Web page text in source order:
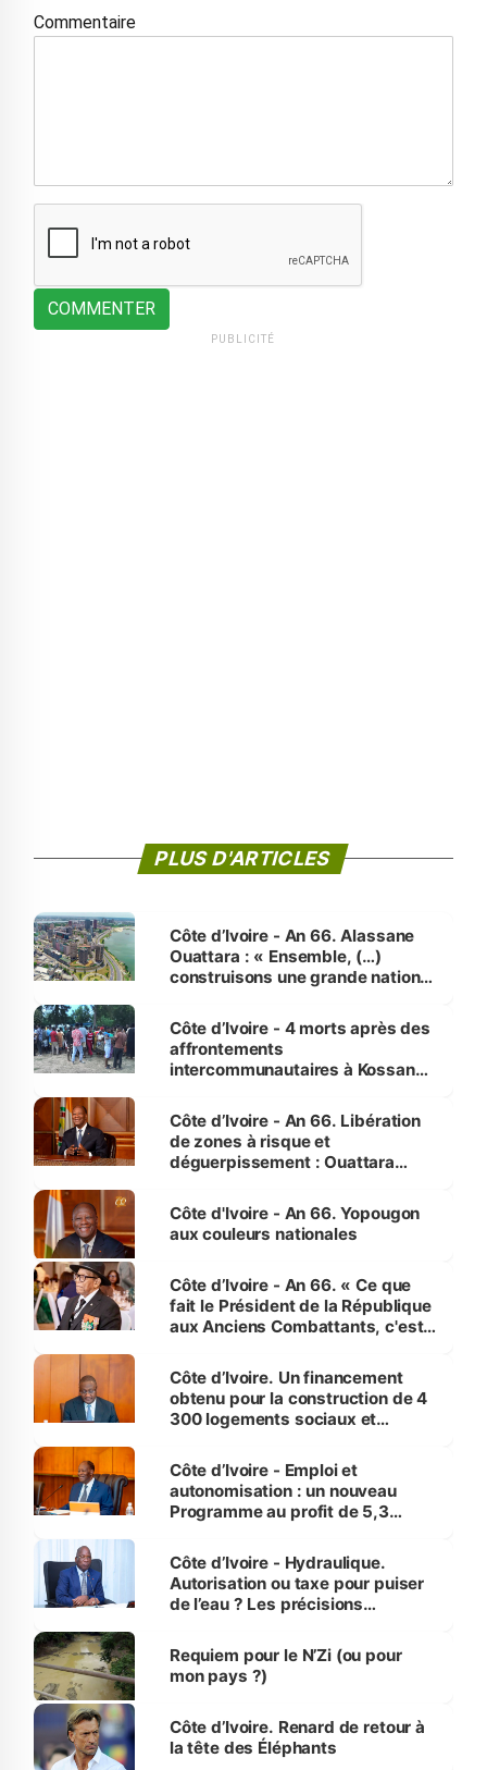
Commentaire
COMMENTER
PUBLICITÉ
PLUS D'ARTICLES
Côte d’Ivoire - An 66. Alassane
Ouattara : « Ensemble, (…)
construisons une grande nation
générations futures »
Côte d’Ivoire - 4 morts après des
affrontements
intercommunautaires à Kossandji
milieu des sinistrés
Côte d’Ivoire - An 66. Libération
de zones à risque et
déguerpissement : Ouattara
l'Etat de droit pour préserver les
vies humaines »
Côte d'Ivoire - An 66. Yopougon
aux couleurs nationales
Côte d’Ivoire - An 66. « Ce que
fait le Président de la République
aux Anciens Combattants, c'est
Côte d’Ivoire. Un financement
obtenu pour la construction de 4
300 logements sociaux et
et Yamoussoukro
Côte d’Ivoire - Emploi et
autonomisation : un nouveau
Programme au profit de 5,3
Côte d’Ivoire - Hydraulique.
Autorisation ou taxe pour puiser
de l’eau ? Les précisions
Requiem pour le N’Zi (ou pour
mon pays ?)
Côte d’Ivoire. Renard de retour à
la tête des Éléphants